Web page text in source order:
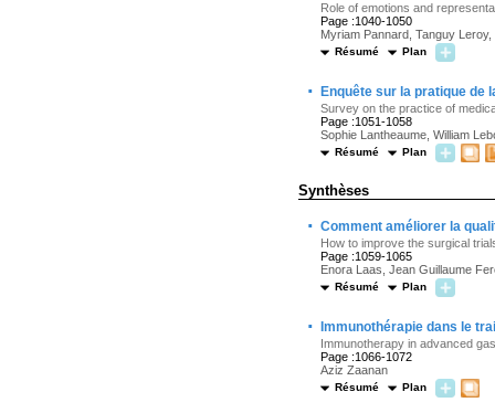
Role of emotions and
Page :1040-1050
Myriam Pannard, Tanguy
Résumé Plan
· Enquête sur la pratique de
Survey on the practice of
Page :1051-1058
Sophie Lantheaume, William
Résumé Plan
Synthèses
· Comment améliorer la
How to improve the surgical
Page :1059-1065
Enora Laas, Jean Guillaume
Résumé Plan
· Immunothérapie dans le
Immunotherapy in advanced
Page :1066-1072
Aziz Zaanan
Résumé Plan